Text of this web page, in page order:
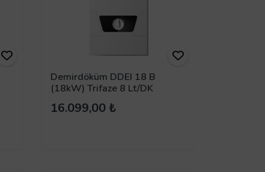
Demirdöküm DDEI 18 B
(18kW) Trifaze 8 Lt/DK
Elektrikli Ani Su Isıtıcı
16.099,00 ₺